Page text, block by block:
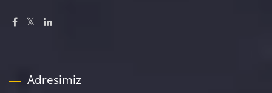
Adresimiz